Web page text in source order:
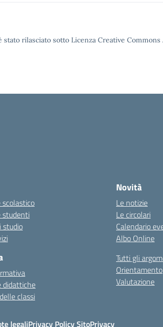
rilasciato sotto Licenza Creative
scolastico
studenti
studio
didattiche
classi
Novità
Le notizie
Le circolari
Calendario
Albo Online
Tutti gli
Orientamento
Valutazione
legaliPrivacy Policy SitoPrivacy